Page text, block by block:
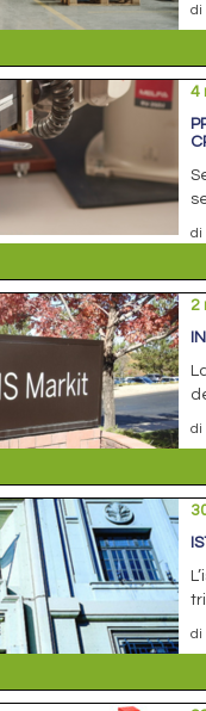
di
4
di
2
di
di